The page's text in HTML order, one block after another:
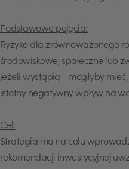
Podstawowe pojęcia:
Ryzyko dla zrównoważonego
środowiskowe, społeczne lub
jeżeli wystąpią - mogłyby
istotny negatywny wpływ na
Cel:
Strategia ma na celu
rekomendacji inwestycyjnej